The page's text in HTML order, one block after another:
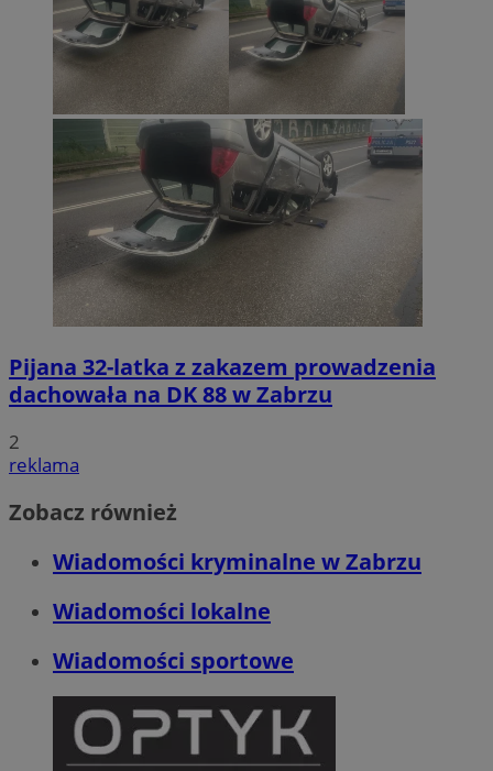
Pijana 32-latka z zakazem prowadzenia
dachowała na DK 88 w Zabrzu
2
reklama
Zobacz również
Wiadomości kryminalne w Zabrzu
Wiadomości lokalne
Wiadomości sportowe